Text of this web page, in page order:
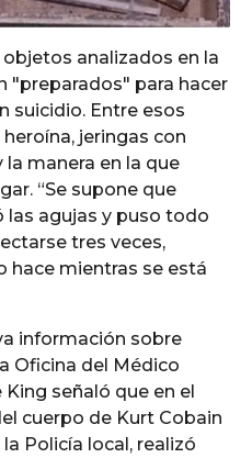
analizados en la
"preparados" para hacer
suicidio. Entre esos
jeringas con
manera en la que
“Se supone que
agujas y puso todo
tres veces,
hace mientras se está
información sobre
Oficina del Médico
señaló que en el
cuerpo de Kurt Cobain
Policía local, realizó